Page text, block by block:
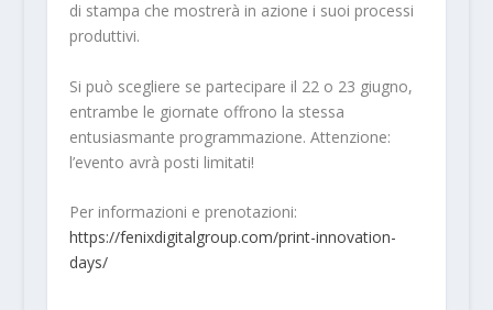
di stampa che mostrerà in azione i suoi processi
produttivi.
Si può scegliere se partecipare il 22 o 23 giugno,
entrambe le giornate offrono la stessa
entusiasmante programmazione. Attenzione:
l’evento avrà posti limitati!
Per informazioni e prenotazioni:
https://fenixdigitalgroup.com/print-innovation-
days/